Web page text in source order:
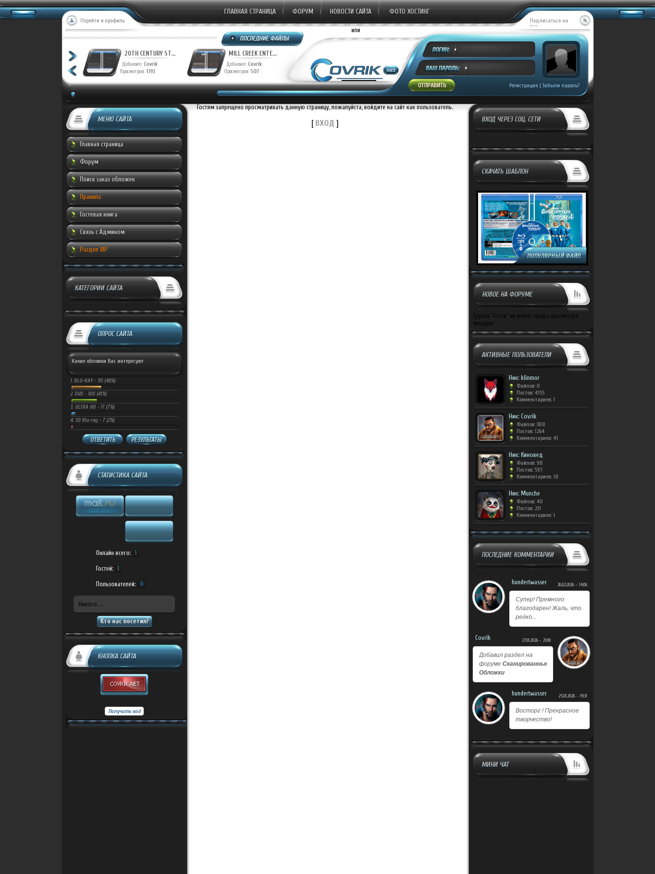
Перейти в профиль
ГЛАВНАЯ СТРАНИЦА ФОРУМ НОВОСТИ САЙТА ФОТО ХОСТИНГ
Подписаться на
RSS
20TH CENTURY ST... 20TH CENTURY ST...
Добавил: Covrik
Просмотров: 1193
MILL CREEK ENTE...
Добавил: Covrik
Просмотров: 507
Регистрация | Забыли пароль?
или
МЕНЮ САЙТА
Главная страница
Форум
Поиск заказ обложек
Правила
Гостевая книга
Связь с Админом
Раздел VIP
КАТЕГОРИИ САЙТА
ОПРОС САЙТА
Какие обложки Вас интересуют
1. BLU-RAY - 115 (48%)
2. DVD - 100 (41%)
3. ULTRA HD - 17 (7%)
4. 3D Blu-ray - 7 (2%)
ОТВЕТИТЬ РЕЗУЛЬТАТЫ
СТАТИСТИКА САЙТА
Онлайн всего: 1
Гостей: 1
Пользователей: 0
Никого ...
Кто нас посетил?
КНОПКА САЙТА
Гостям запрещено просматривать данную страницу, пожалуйста, войдите на сайт как пользователь.
[ВХОД ] ВХОД ЧЕРЕЗ СОЦ. СЕТИ
СКАЧАТЬ ШАБЛОН
НОВОЕ НА ФОРУМЕ
Группа "Гости" не имеет права просмотра
модуля
АКТИВНЫЕ ПОЛЬЗОВАТЕЛИ
Ник: klinmor
Файлов: 0
Постов: 4155
Комментариев: 1
Ник: Covrik
Файлов: 388
Постов: 1264
Комментариев: 41
Ник: Киновед
Файлов: 98
Постов: 597
Комментариев: 18
Ник: Munche
Файлов: 40
Постов: 231
Комментариев: 1
ПОСЛЕДНИЕ КОММЕНТАРИИ
hundertwasser 26.02.2026 - 14:06
Супер! Премного
благодарен! Жаль, что
редко...
Covrik 27.01.2026 - 21:00
Добавил раздел на
форуме Сканированные
Обложки
hundertwasser 25.01.2026 - 19:31
Восторг ! Прекрасное
творчество!
МИНИ ЧАТ